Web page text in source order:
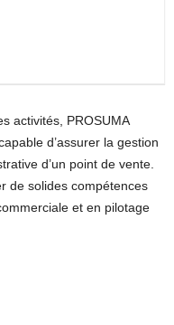
activités, PROSUMA
d’assurer la gestion
d’un point de vente.
de solides compétences
et en pilotage